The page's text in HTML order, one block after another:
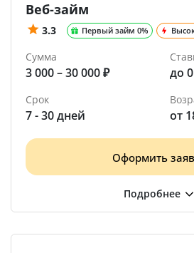
Веб-займ
3.3 Первый займ 0%
Сумма
3 000 – 30 000 ₽ до
Срок
7 - 30 дней от
Оформить